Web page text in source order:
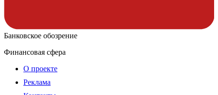
Банковское обозрение
Финансовая сфера
О проекте
Реклама